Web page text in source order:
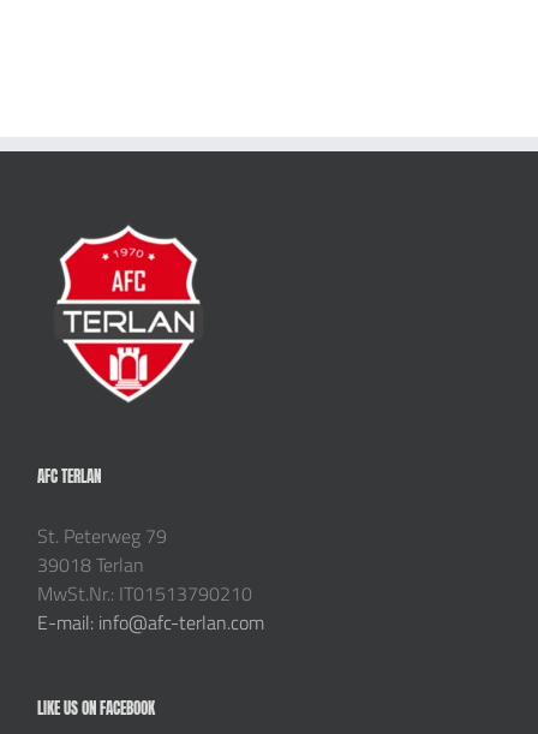
AFC TERLAN
St. Peterweg 79
39018 Terlan
MwSt.Nr.: IT01513790210
E-mail: info@afc-terlan.com
LIKE US ON FACEBOOK